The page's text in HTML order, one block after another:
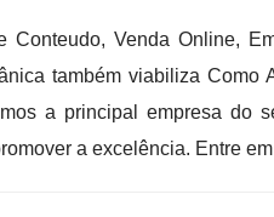
Conteudo, Venda Online,
também viabiliza
a principal empresa do
a excelência. Entre